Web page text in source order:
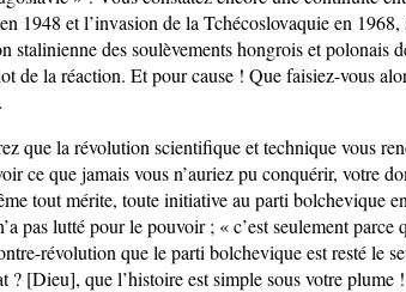
1948 et l’invasion de la Tchécoslovaquie en 1968,
stalinienne des soulèvements hongrois et polonais
de la réaction. Et pour cause ! Que faisiez-vous
que la révolution scientifique et technique vous
ce que jamais vous n’auriez pu conquérir, votre
tout mérite, toute initiative au parti bolchevique
pas lutté pour le pouvoir ; « c’est seulement
révolution que le parti bolchevique est resté le
? [Dieu], que l’histoire est simple sous votre plume !